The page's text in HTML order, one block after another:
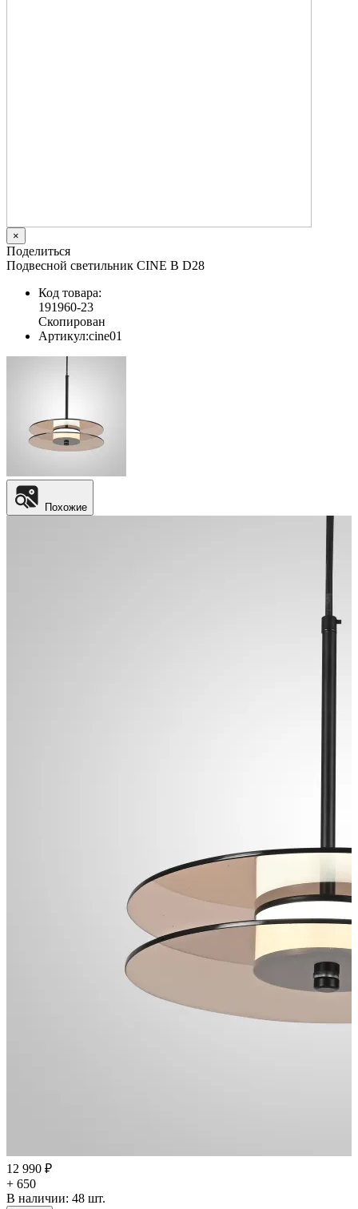
×
Поделиться
Подвесной светильник CINE B D28
Код товара:
191960-23
Скопирован
Артикул:cine01
Похожие
12 990 ₽
+ 650
В наличии: 48 шт.